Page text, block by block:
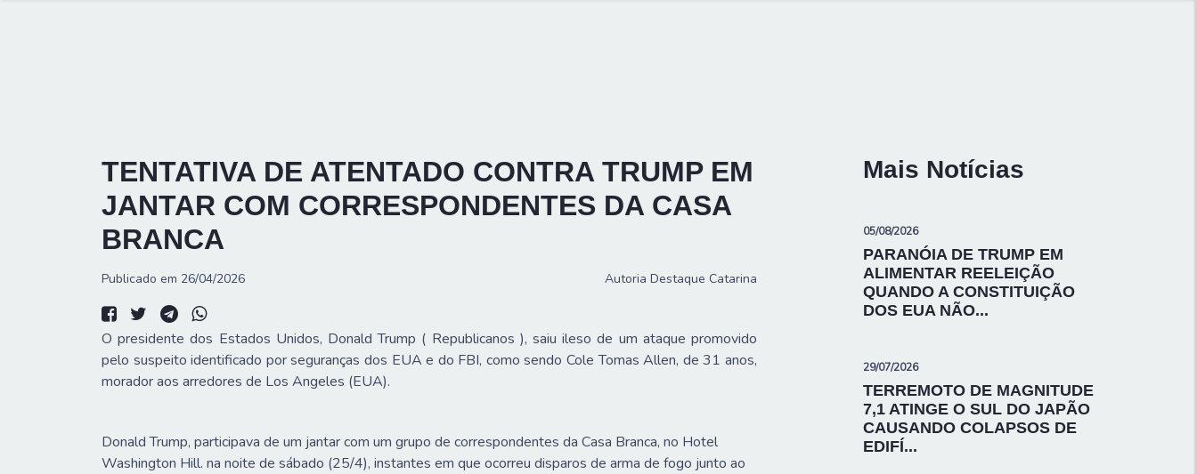
TENTATIVA DE ATENTADO CONTRA TRUMP EM
JANTAR COM CORRESPONDENTES DA CASA
BRANCA
Publicado em 26/04/2026 Autoria Destaque Catarina
O presidente dos Estados Unidos, Donald Trump ( Republicanos ), saiu ileso de um ataque promovido
pelo suspeito identificado por seguranças dos EUA e do FBI, como sendo Cole Tomas Allen, de 31 anos,
morador aos arredores de Los Angeles (EUA).
Donald Trump, participava de um jantar com um grupo de correspondentes da Casa Branca, no Hotel
Washington Hill. na noite de sábado (25/4), instantes em que ocorreu disparos de arma de fogo junto ao
Mais Notícias
05/08/2026
PARANÓIA DE TRUMP EM
ALIMENTAR REELEIÇÃO
QUANDO A CONSTITUIÇÃO
DOS EUA NÃO...
29/07/2026
TERREMOTO DE MAGNITUDE
7,1 ATINGE O SUL DO JAPÃO
CAUSANDO COLAPSOS DE
EDIFÍ...